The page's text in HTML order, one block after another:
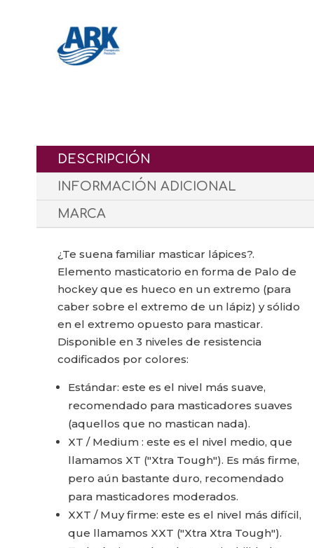
DESCRIPCIÓN
INFORMACIÓN ADICIONAL
MARCA
¿Te suena familiar masticar lápices?.
Elemento masticatorio en forma de Palo de
hockey que es hueco en un extremo (para
caber sobre el extremo de un lápiz) y sólido
en el extremo opuesto para masticar.
Disponible en 3 niveles de resistencia
codificados por colores:
Estándar: este es el nivel más suave,
recomendado para masticadores suaves
(aquellos que no mastican nada).
XT / Medium : este es el nivel medio, que
llamamos XT ("Xtra Tough"). Es más firme,
pero aún bastante duro, recomendado
para masticadores moderados.
XXT / Muy firme: este es el nivel más difícil,
que llamamos XXT ("Xtra Xtra Tough").